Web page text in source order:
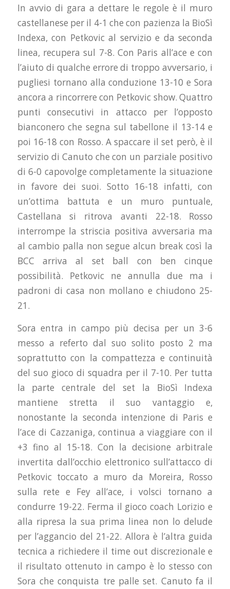
In avvio di gara a dettare le regole è il muro
castellanese per il 4-1 che con pazienza la BioSì
Indexa, con Petkovic al servizio e da seconda
linea, recupera sul 7-8. Con Paris all’ace e con
l’aiuto di qualche errore di troppo avversario, i
pugliesi tornano alla conduzione 13-10 e Sora
ancora a rincorrere con Petkovic show. Quattro
punti consecutivi in attacco per l’opposto
bianconero che segna sul tabellone il 13-14 e
poi 16-18 con Rosso. A spaccare il set però, è il
servizio di Canuto che con un parziale positivo
di 6-0 capovolge completamente la situazione
in favore dei suoi. Sotto 16-18 infatti, con
un’ottima battuta e un muro puntuale,
Castellana si ritrova avanti 22-18. Rosso
interrompe la striscia positiva avversaria ma
al cambio palla non segue alcun break così la
BCC arriva al set ball con ben cinque
possibilità. Petkovic ne annulla due ma i
padroni di casa non mollano e chiudono 25-
21.
Sora entra in campo più decisa per un 3-6
messo a referto dal suo solito posto 2 ma
soprattutto con la compattezza e continuità
del suo gioco di squadra per il 7-10. Per tutta
la parte centrale del set la BioSì Indexa
mantiene stretta il suo vantaggio e,
nonostante la seconda intenzione di Paris e
l’ace di Cazzaniga, continua a viaggiare con il
+3 fino al 15-18. Con la decisione arbitrale
invertita dall’occhio elettronico sull’attacco di
Petkovic toccato a muro da Moreira, Rosso
sulla rete e Fey all’ace, i volsci tornano a
condurre 19-22. Ferma il gioco coach Lorizio e
alla ripresa la sua prima linea non lo delude
per l’aggancio del 21-22. Allora è l’altra guida
tecnica a richiedere il time out discrezionale e
il risultato ottenuto in campo è lo stesso con
Sora che conquista tre palle set. Canuto fa il